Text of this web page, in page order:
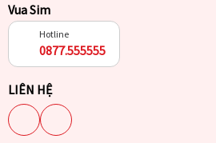
Vua Sim
Hotline
0877.555555
LIÊN HỆ